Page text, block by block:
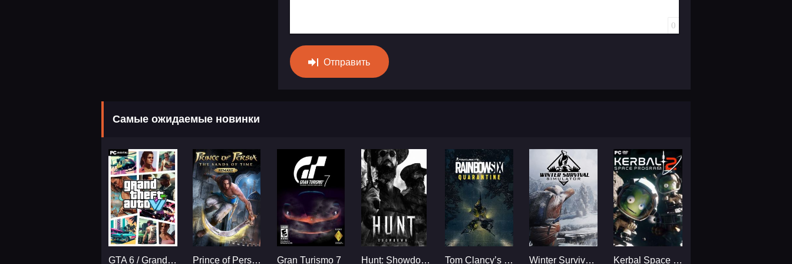
0
Отправить
Самые ожидаемые новинки
GTA 6 / Grand Theft Auto VI Prince of Persia: The Sands Gran Turismo 7 Hunt: Showdown Tom Clancy’s Rainbow Six Winter Survival Simulator Kerbal Space Program 2